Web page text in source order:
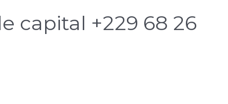
capital +229 68 26